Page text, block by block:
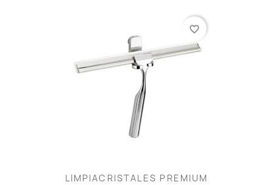
LIMPIACRISTALES PREMIUM
favorite_border